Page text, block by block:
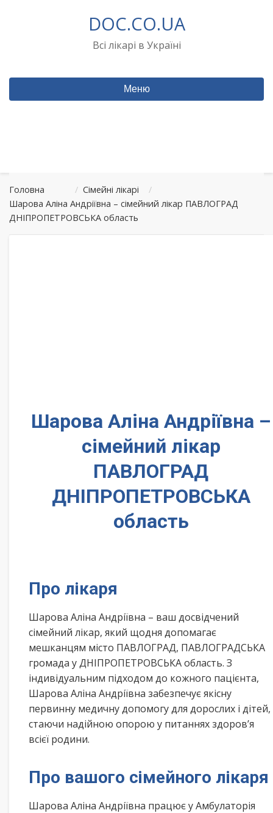
DOC.CO.UA
Всі лікарі в Україні
Меню
Головна / Сімейні лікарі
/
Шарова Аліна Андріївна – сімейний лікар ПАВЛОГРАД
ДНІПРОПЕТРОВСЬКА область
Шарова Аліна Андріївна –
сімейний лікар
ПАВЛОГРАД
ДНІПРОПЕТРОВСЬКА
область
Про лікаря
Шарова Аліна Андріївна – ваш досвідчений
сімейний лікар, який щодня допомагає
мешканцям місто ПАВЛОГРАД, ПАВЛОГРАДСЬКА
громада у ДНІПРОПЕТРОВСЬКА область. З
індивідуальним підходом до кожного пацієнта,
Шарова Аліна Андріївна забезпечує якісну
первинну медичну допомогу для дорослих і дітей,
стаючи надійною опорою у питаннях здоров’я
всієї родини.
Про вашого сімейного лікаря
Шарова Аліна Андріївна працює у Амбулаторія